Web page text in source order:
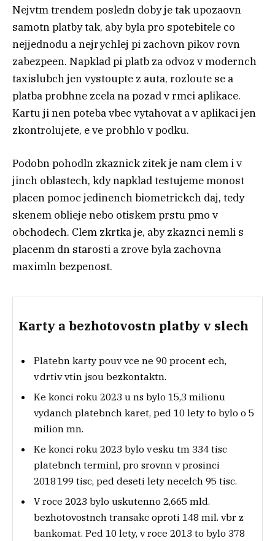
Nejvtm trendem posledn doby je tak upozaovn
samotn platby tak, aby byla pro spotebitele co
nejjednodu a nejrychlej pi zachovn pikov rovn
zabezpeen. Napklad pi platb za odvoz v modernch
taxislubch jen vystoupte z auta, rozloute se a
platba probhne zcela na pozad v rmci aplikace.
Kartu ji nen poteba vbec vytahovat a v aplikaci jen
zkontrolujete, e ve probhlo v podku.
Podobn pohodln zkaznick zitek je nam clem i v
jinch oblastech, kdy napklad testujeme monost
placen pomoc jedinench biometrickch daj, tedy
skenem oblieje nebo otiskem prstu pmo v
obchodech. Clem zkrtka je, aby zkaznci nemli s
placenm dn starosti a zrove byla zachovna
maximln bezpenost.
Karty a bezhotovostn platby v slech
Platebn karty pouv vce ne 90 procent ech,
v drtiv vtin jsou bezkontaktn.
Ke konci roku 2023 u ns bylo 15,3 milionu
vydanch platebnch karet, ped 10 lety to bylo o 5
milion mn.
Ke konci roku 2023 bylo v esku tm 334 tisc
platebnch terminl, pro srovnn v prosinci
2018 199 tisc, ped deseti lety necelch 95 tisc.
V roce 2023 bylo uskutenno 2,665 mld.
bezhotovostnch transakc oproti 148 mil. vbr z
bankomat. Ped 10 lety, v roce 2013 to bylo 378